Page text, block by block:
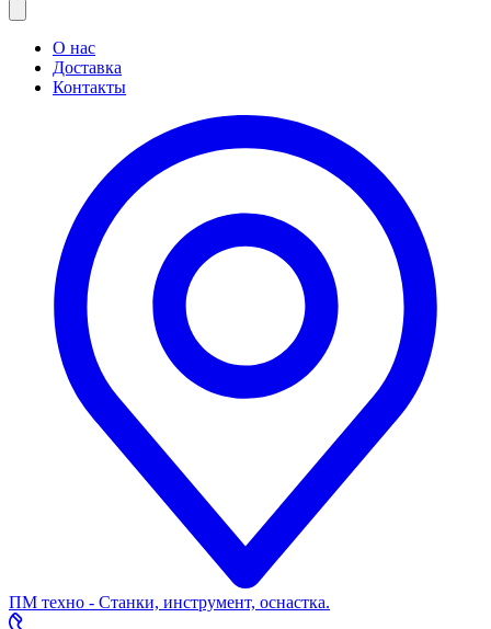
О нас
Доставка
Контакты
ПМ техно - Станки, инструмент, оснастка.